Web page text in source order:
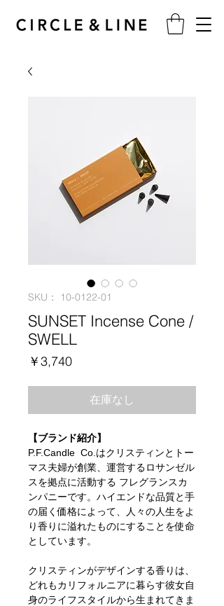
SKU： 10-0122-01
SUNSET Incense Cone /
SWELL
￥3,740価
在庫なし
【ブランド紹介】
P.F.Candle Co.はクリスティンとトー
マス夫婦が創業、運営するロサンゼル
スを拠点に活動する フレグランスカ
ンパニーです。ハイエンドな品質と手
の届く価格によって、人々の人生をよ
り香りに溢れたものにすることを使命
としています。
クリスティンがデザインする香りは、
どれもカリフォルニアに暮らす彼女自
身のライフスタイルから生まれてきま